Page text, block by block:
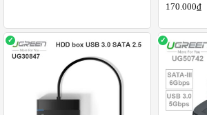
170.000₫